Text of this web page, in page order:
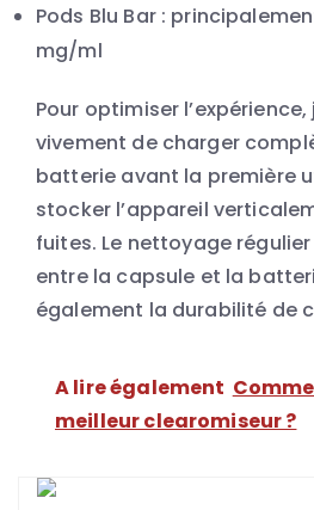
Pods Blu Bar :
mg/ml
Pour optimiser
vivement de charger
batterie avant la première
stocker l’appareil
fuites. Le nettoyage
entre la capsule et la
également la durabilité de
A lire également
meilleur clearomiseur ?